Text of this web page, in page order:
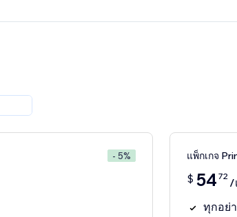
- 5% แพ็กเกจ
$ 54 72 /
ทุกอย่